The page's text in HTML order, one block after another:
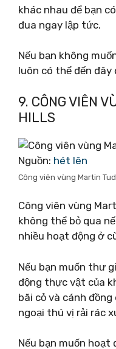
khác nhau để bạn
đua ngay lập tức.
Nếu bạn không
luôn có thể đến đây
9. CÔNG VIÊN
HILLS
Nguồn: hét lên
Công viên vùng Martin
Công viên vùng
không thể bỏ qua
nhiều hoạt động ở
Nếu bạn muốn thư
động thực vật của
bãi cỏ và cánh
ngoại thú vị rải rác
Nếu bạn muốn hoạt